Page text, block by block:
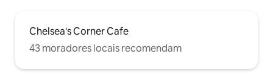
Chelsea's Corner Cafe
43 moradores locais recomendam